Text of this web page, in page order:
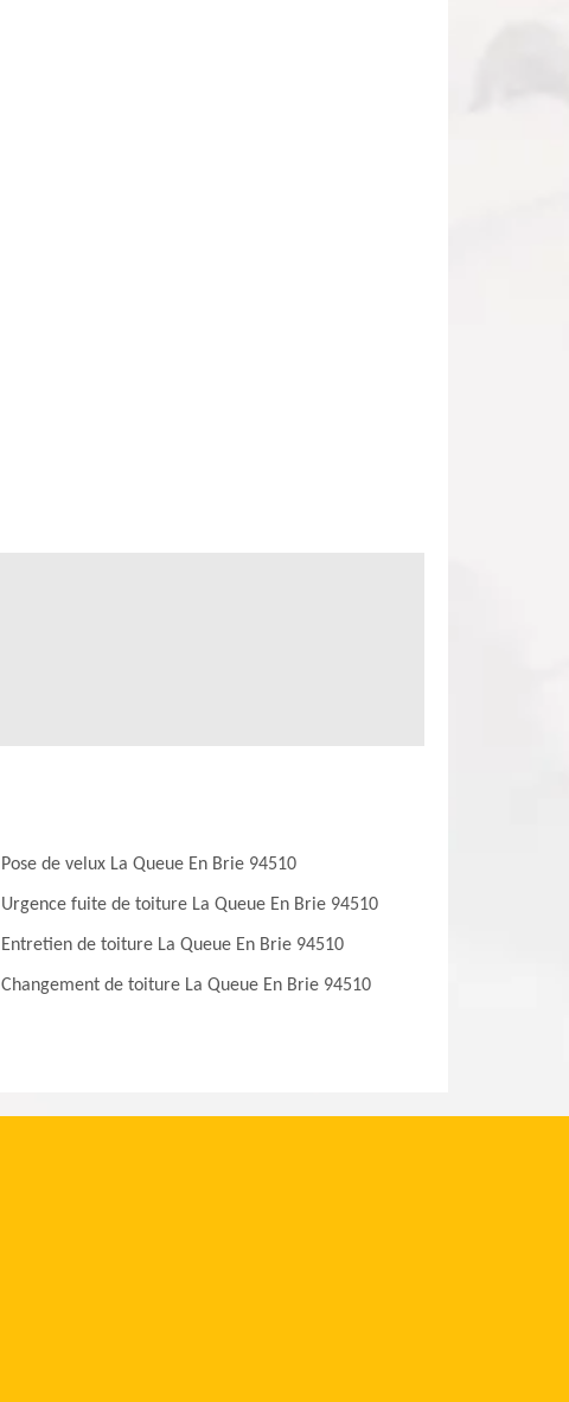
Pose de velux La Queue En Brie 94510
Urgence fuite de toiture La Queue En Brie 94510
Entretien de toiture La Queue En Brie 94510
Changement de toiture La Queue En Brie 94510